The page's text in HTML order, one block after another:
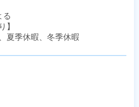
る
】
夏季休暇、冬季休暇